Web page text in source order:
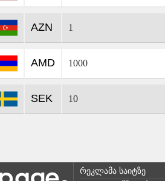
AZN 1
AMD 1000
SEK 10
რეკლამა საიტზე